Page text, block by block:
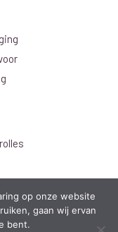
op onze website
gaan wij ervan
bent.